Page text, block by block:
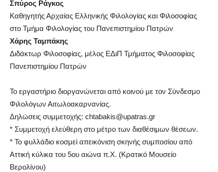
Σπύρος Ράγκος
Καθηγητής Αρχαίας Ελληνικής Φιλολογίας και Φιλοσοφίας
στο Τμήμα Φιλολογίας του Πανεπιστημίου Πατρών
Χάρης Ταμπάκης
Διδάκτωρ Φιλοσοφίας, μέλος ΕΔιΠ Τμήματος Φιλοσοφίας
Πανεπιστημίου Πατρών
Το εργαστήριο διοργανώνεται από κοινού με τον Σύνδεσμο
Φιλολόγων Αιτωλοακαρνανίας.
Δηλώσεις συμμετοχής: chtabakis@upatras.gr
* Συμμετοχή ελεύθερη στο μέτρο των διαθέσιμων θέσεων.
* Το φυλλάδιο κοσμεί απεικόνιση σκηνής συμποσίου από
Αττική κύλικα του 5ου αιώνα π.Χ. (Κρατικό Μουσείο
Βερολίνου)